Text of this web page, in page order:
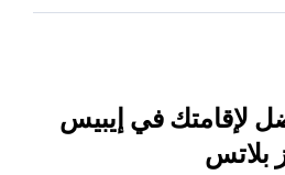
لإقامتك في إيبيس
بلاتس